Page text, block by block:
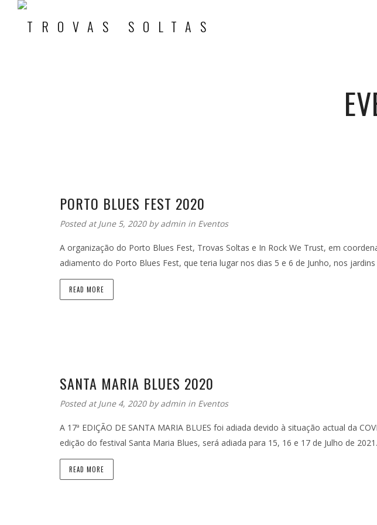
PORTO BLUES FEST 2020
Posted at June 5, 2020 byadmin in Eventos
A organização do Porto Blues Fest, Trovas Soltas e In Rock We Trust, em
adiamento do Porto Blues Fest, que teria lugar nos dias 5 e 6 de Junho, nos
READ MORE
SANTA MARIA BLUES 2020
Posted at June 4, 2020 byadmin in Eventos
A 17ª EDIÇÃO DE SANTA MARIA BLUES foi adiada devido à situação actual da
edição do festival Santa Maria Blues, será adiada para 15, 16 e 17 de Julho de
READ MORE